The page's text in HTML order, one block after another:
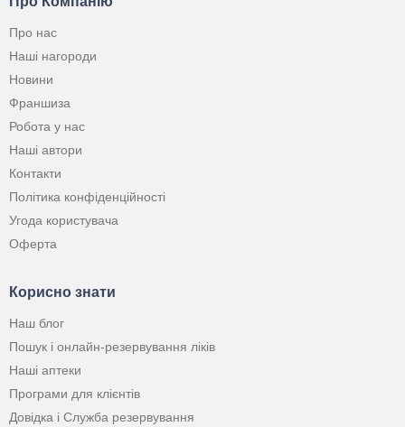
Про нас
Наші нагороди
Новини
Франшиза
Робота у нас
Наші автори
Контакти
Політика конфіденційності
Угода користувача
Оферта
Корисно знати
Наш блог
Пошук і онлайн-резервування ліків
Наші аптеки
Програми для клієнтів
Довідка і Служба резервування